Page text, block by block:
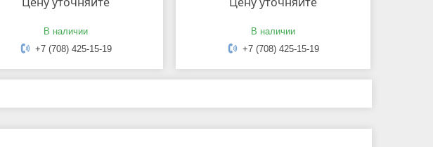
В наличии
+7 (708) 425-15-19
В наличии
+7 (708) 425-15-19